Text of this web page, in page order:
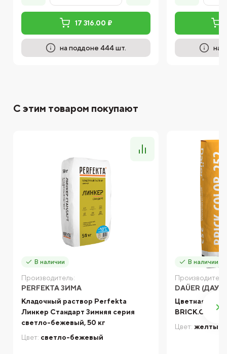
17 316.00 ₽
на поддоне 444 шт. на
С этим товаром покупают
В наличии
Производитель:
PERFEKTA ЗИМА
Кладочный раствор Perfekta
Линкер Стандарт Зимняя серия
светло-бежевый, 50 кг
Цвет: светло-бежевый
В наличии
DAÜER
Цветная
Цвет: желтый